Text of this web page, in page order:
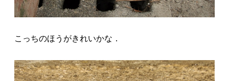
こっちのほうがきれいかな．